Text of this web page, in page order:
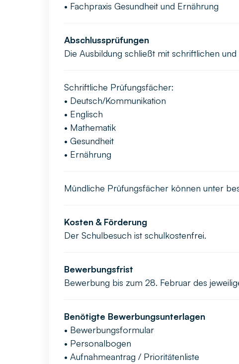
• Fachpraxis Gesundheit und Ernährung
Abschlussprüfungen
Die Ausbildung schließt mit schriftlichen
Schriftliche Prüfungsfächer:
• Deutsch/Kommunikation
• Englisch
• Mathematik
• Gesundheit
• Ernährung
Mündliche Prüfungsfächer können unter
Kosten & Förderung
Der Schulbesuch ist schulkostenfrei.
Bewerbungsfrist
Bewerbung bis zum 28. Februar des
Benötigte Bewerbungsunterlagen
• Bewerbungsformular
• Personalbogen
• Aufnahmeantrag / Prioritätenliste